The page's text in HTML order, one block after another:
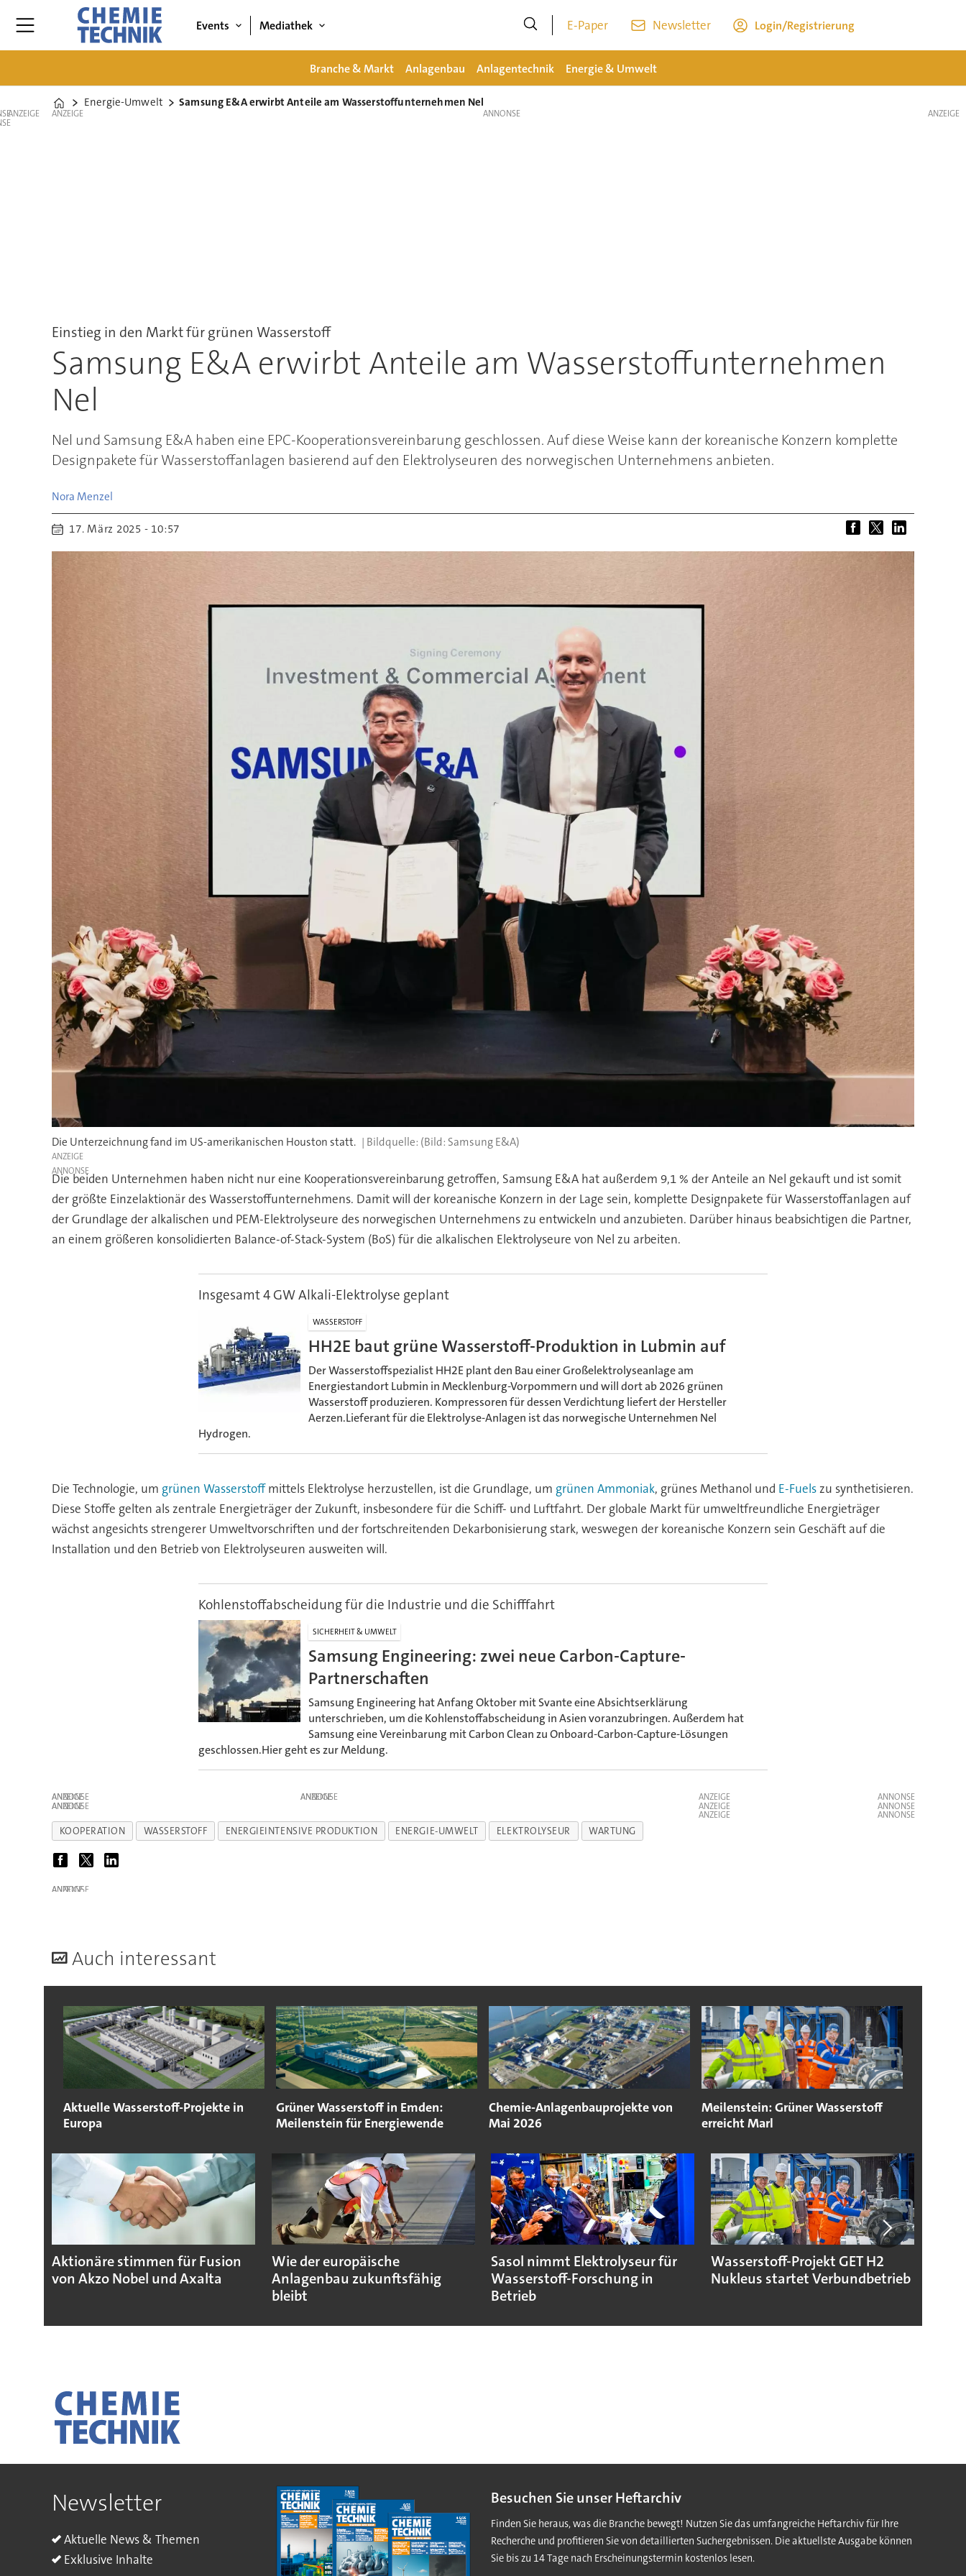
Events Mediathek E-Paper Newsletter Login/Registrierung
Branche & Markt Anlagenbau Anlagentechnik Energie & Umwelt
Home
Energie-Umwelt Samsung E&A erwirbt Anteile am Wasserstoffunternehmen Nel
ANZEIGE ANZEIGE
Einstieg in den Markt für grünen Wasserstoff
Samsung E&A erwirbt Anteile am Wasserstoffunternehmen
Nel
Nel und Samsung E&A haben eine EPC-Kooperationsvereinbarung geschlossen. Auf diese Weise kann der koreanische Konzern komplette
Designpakete für Wasserstoffanlagen basierend auf den Elektrolyseuren des norwegischen Unternehmens anbieten.
Nora Menzel
17. März 2025 - 10:57
Die Unterzeichnung fand im US-amerikanischen Houston statt. (Bild: Samsung E&A)
ANZEIGE
Die beiden Unternehmen haben nicht nur eine Kooperationsvereinbarung getroffen, Samsung E&A hat außerdem 9,1 % der Anteile an Nel gekauft und ist somit
der größte Einzelaktionär des Wasserstoffunternehmens. Damit will der koreanische Konzern in der Lage sein, komplette Designpakete für Wasserstoffanlagen auf
der Grundlage der alkalischen und PEM-Elektrolyseure des norwegischen Unternehmens zu entwickeln und anzubieten. Darüber hinaus beabsichtigen die Partner,
an einem größeren konsolidierten Balance-of-Stack-System (BoS) für die alkalischen Elektrolyseure von Nel zu arbeiten.
Insgesamt 4 GW Alkali-Elektrolyse geplant
WASSERSTOFF
HH2E baut grüne Wasserstoff-Produktion in Lubmin auf
Der Wasserstoffspezialist HH2E plant den Bau einer Großelektrolyseanlage am
Energiestandort Lubmin in Mecklenburg-Vorpommern und will dort ab 2026 grünen
Wasserstoff produzieren. Kompressoren für dessen Verdichtung liefert der Hersteller
Aerzen.Lieferant für die Elektrolyse-Anlagen ist das norwegische Unternehmen Nel
Hydrogen.
Die Technologie, um grünen Wasserstoffmittels Elektrolyse herzustellen, ist die Grundlage, um grünen Ammoniak, grünes Methanol und E-Fuelszu synthetisieren.
Diese Stoffe gelten als zentrale Energieträger der Zukunft, insbesondere für die Schiff- und Luftfahrt. Der globale Markt für umweltfreundliche Energieträger
wächst angesichts strengerer Umweltvorschriften und der fortschreitenden Dekarbonisierung stark, weswegen der koreanische Konzern sein Geschäft auf die
Installation und den Betrieb von Elektrolyseuren ausweiten will.
Kohlenstoffabscheidung für die Industrie und die Schifffahrt
SICHERHEIT & UMWELT
Samsung Engineering: zwei neue Carbon-Capture-
Partnerschaften
Samsung Engineering hat Anfang Oktober mit Svante eine Absichtserklärung
unterschrieben, um die Kohlenstoffabscheidung in Asien voranzubringen. Außerdem hat
Samsung eine Vereinbarung mit Carbon Clean zu Onboard-Carbon-Capture-Lösungen
geschlossen.Hier geht es zur Meldung.
ANZEIGE ANZEIGE
ANZEIGE
ANZEIGE
ANZEIGE
ANZEIGE
KOOPERATION WASSERSTOFF ENERGIEINTENSIVE PRODUKTION ENERGIE-UMWELT ELEKTROLYSEUR WARTUNG
ANZEIGE
Auch interessant
Aktuelle Wasserstoff-Projekte in
Europa
Grüner Wasserstoff in Emden:
Meilenstein für Energiewende
Chemie-Anlagenbauprojekte von
Mai 2026
Meilenstein: Grüner Wasserstoff
erreicht Marl
Aktionäre stimmen für Fusion
von Akzo Nobel und Axalta
Wie der europäische
Anlagenbau zukunftsfähig
bleibt
Sasol nimmt Elektrolyseur für
Wasserstoff-Forschung in
Betrieb
Wasserstoff-Projekt GET H2
Nukleus startet Verbundbetrieb
ANZEIGE
Newsletter
Aktuelle News & Themen
Exklusive Inhalte
Besuchen Sie unser Heftarchiv
Finden Sie heraus, was die Branche bewegt! Nutzen Sie das umfangreiche Heftarchiv für Ihre
Recherche und profitieren Sie von detaillierten Suchergebnissen. Die aktuellste Ausgabe können
Sie bis zu 14 Tage nach Erscheinungstermin kostenlos lesen.